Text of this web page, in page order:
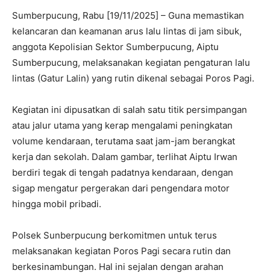
Sumberpucung, Rabu [19/11/2025] – Guna memastikan
kelancaran dan keamanan arus lalu lintas di jam sibuk,
anggota Kepolisian Sektor Sumberpucung, Aiptu
Sumberpucung, melaksanakan kegiatan pengaturan lalu
lintas (Gatur Lalin) yang rutin dikenal sebagai Poros Pagi.
Kegiatan ini dipusatkan di salah satu titik persimpangan
atau jalur utama yang kerap mengalami peningkatan
volume kendaraan, terutama saat jam-jam berangkat
kerja dan sekolah. Dalam gambar, terlihat Aiptu Irwan
berdiri tegak di tengah padatnya kendaraan, dengan
sigap mengatur pergerakan dari pengendara motor
hingga mobil pribadi.
Polsek Sunberpucung berkomitmen untuk terus
melaksanakan kegiatan Poros Pagi secara rutin dan
berkesinambungan. Hal ini sejalan dengan arahan